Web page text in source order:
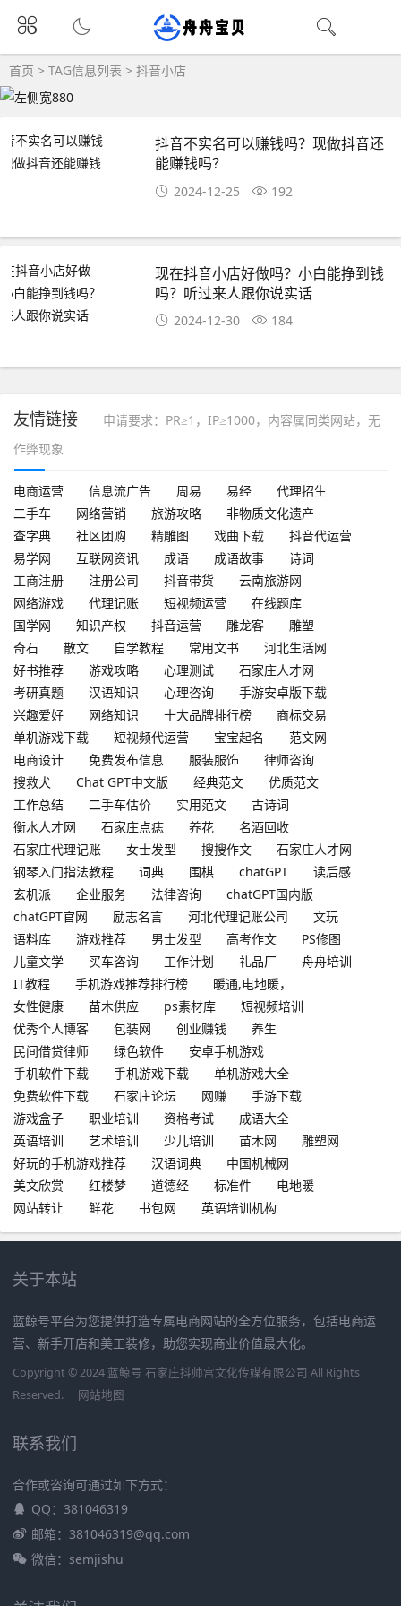
首页 > TAG信息列表 > 抖音小店
抖音不实名可以赚钱吗？现做抖音还
能赚钱吗？
2024-12-25 192
现在抖音小店好做吗？小白能挣到钱
吗？听过来人跟你说实话
2024-12-30 184
友情链接
申请要求：PR≥1，IP≥1000，内容属同类网站，无
作弊现象
电商运营 信息流广告 周易 易经
代理招生
二手车
网络营销 旅游攻略
非物质文化遗产
查字典
社区团购 精雕图 戏曲下载
抖音代运营
易学网
互联网资讯 成语 成语故事
诗词
工商注册
注册公司 抖音带货
云南旅游网
网络游戏
代理记账 短视频运营
在线题库
国学网
知识产权 抖音运营 雕龙客
雕塑
奇石
散文 自学教程 常用文书
河北生活网
好书推荐
游戏攻略 心理测试
石家庄人才网
考研真题
汉语知识 心理咨询
手游安卓版下载
兴趣爱好
网络知识 十大品牌排行榜
商标交易
单机游戏下载
短视频代运营 宝宝起名
范文网
电商设计
免费发布信息 服装服饰
律师咨询
搜救犬
Chat GPT中文版 经典范文
优质范文
工作总结
二手车估价 实用范文
古诗词
衡水人才网
石家庄点痣 养花
名酒回收
石家庄代理记账
女士发型 搜搜作文
石家庄人才网
钢琴入门指法教程
词典 围棋 chatGPT
读后感
玄机派
企业服务 法律咨询
chatGPT国内版
chatGPT官网
励志名言 河北代理记账公司
文玩
语料库
游戏推荐 男士发型 高考作文
PS修图
儿童文学
买车咨询 工作计划 礼品厂
舟舟培训
IT教程
手机游戏推荐排行榜
暖通,电地暖，
女性健康
苗木供应 ps素材库
短视频培训
优秀个人博客
包装网 创业赚钱
养生
民间借贷律师
绿色软件
安卓手机游戏
手机软件下载
手机游戏下载
单机游戏大全
免费软件下载
石家庄论坛 网赚
手游下载
游戏盒子
职业培训 资格考试
成语大全
英语培训
艺术培训 少儿培训 苗木网
雕塑网
好玩的手机游戏推荐
汉语词典
中国机械网
美文欣赏
红楼梦 道德经 标准件
电地暖
网站转让
鲜花 书包网 英语培训机构
关于本站
蓝鲸号平台为您提供打造专属电商网站的全方位服务，包括电商运
营、新手开店和美工装修，助您实现商业价值最大化。
Copyright © 2024 蓝鲸号 石家庄抖帅宫文化传媒有限公司 All Rights
Reserved.
网站地图
联系我们
合作或咨询可通过如下方式：
QQ：381046319
邮箱：381046319@qq.com
微信：semjishu